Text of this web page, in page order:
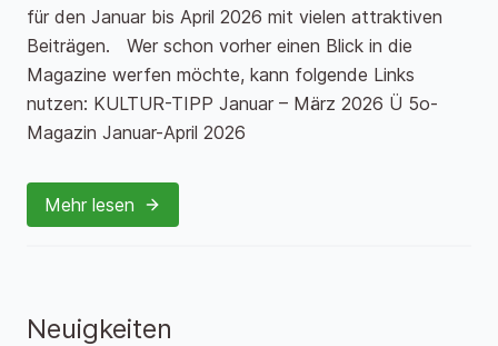
für den Januar bis April 2026 mit vielen attraktiven
Beiträgen. Wer schon vorher einen Blick in die
Magazine werfen möchte, kann folgende Links
nutzen: KULTUR-TIPP Januar – März 2026 Ü 5o-
Magazin Januar-April 2026
Mehr lesen
Neuigkeiten